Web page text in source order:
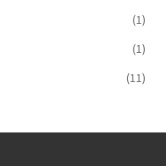
(1)
(1)
(11)